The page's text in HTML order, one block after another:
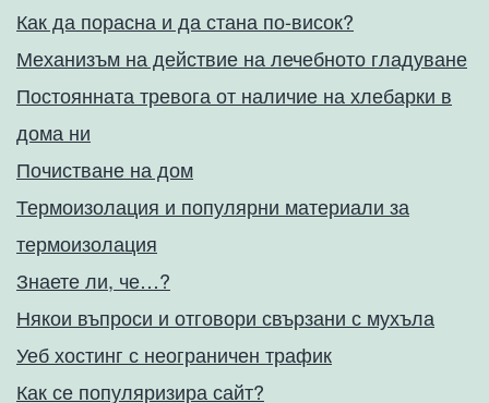
Как да порасна и да стана по-висок?
Механизъм на действие на лечебното гладуване
Постоянната тревога от наличие на хлебарки в
дома ни
Почистване на дом
Термоизолация и популярни материали за
термоизолация
Знаете ли, че…?
Някои въпроси и отговори свързани с мухъла
Уеб хостинг с неограничен трафик
Как се популяризира сайт?